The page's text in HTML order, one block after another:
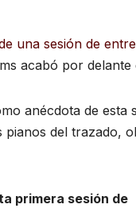
una sesión de
acabó por delante
anécdota de esta
del trazado,
primera sesión de